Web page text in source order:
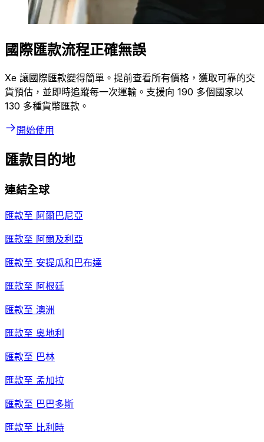
國際匯款流程正確無誤
Xe 讓國際匯款變得簡單。提前查看所有價格，獲取可靠的交
貨預估，並即時追蹤每一次運輸。支援向 190 多個國家以
130 多種貨幣匯款。
開始使用
匯款目的地
連結全球
匯款至 阿爾巴尼亞
匯款至 阿爾及利亞
匯款至 安提瓜和巴布達
匯款至 阿根廷
匯款至 澳洲
匯款至 奧地利
匯款至 巴林
匯款至 孟加拉
匯款至 巴巴多斯
匯款至 比利時